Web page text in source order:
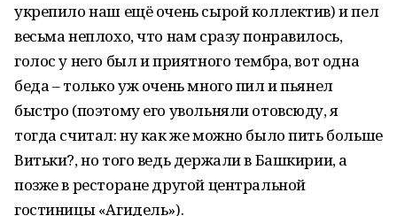
укрепило наш ещё очень сырой коллектив) и пел
весьма неплохо, что нам сразу понравилось,
голос у него был и приятного тембра, вот одна
беда – только уж очень много пил и пьянел
быстро (поэтому его увольняли отовсюду, я
тогда считал: ну как же можно было пить больше
Витьки?, но того ведь держали в Башкирии, а
позже в ресторане другой центральной
гостиницы «Агидель»).